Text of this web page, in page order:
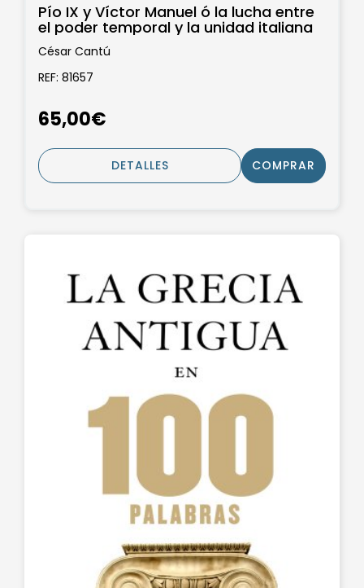
Pío IX y Víctor Manuel ó la lucha entre
el poder temporal y la unidad italiana
César Cantú
REF: 81657
65,00€
DETALLES COMPRAR